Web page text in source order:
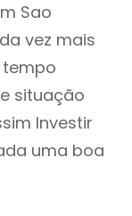
Sao
vez mais
situação
Investir
uma boa